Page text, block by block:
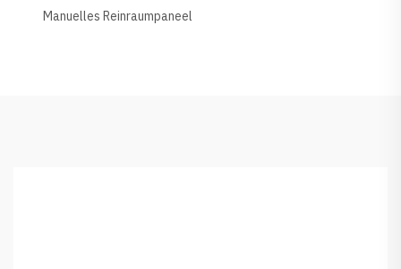
Manuelles Reinraumpaneel